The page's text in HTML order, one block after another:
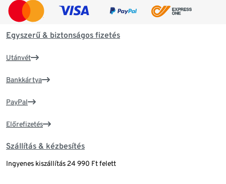
Egyszerű & biztonságos fizetés
Utánvét
Bankkártya
PayPal
Előrefizetés
Szállítás & kézbesítés
Ingyenes kiszállítás 24 990 Ft felett